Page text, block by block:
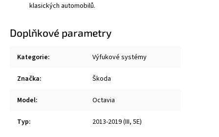
klasických automobilů.
Doplňkové parametry
Kategorie: Výfukové systémy
Značka: Škoda
Model: Octavia
Typ: 2013-2019 (III, 5E)